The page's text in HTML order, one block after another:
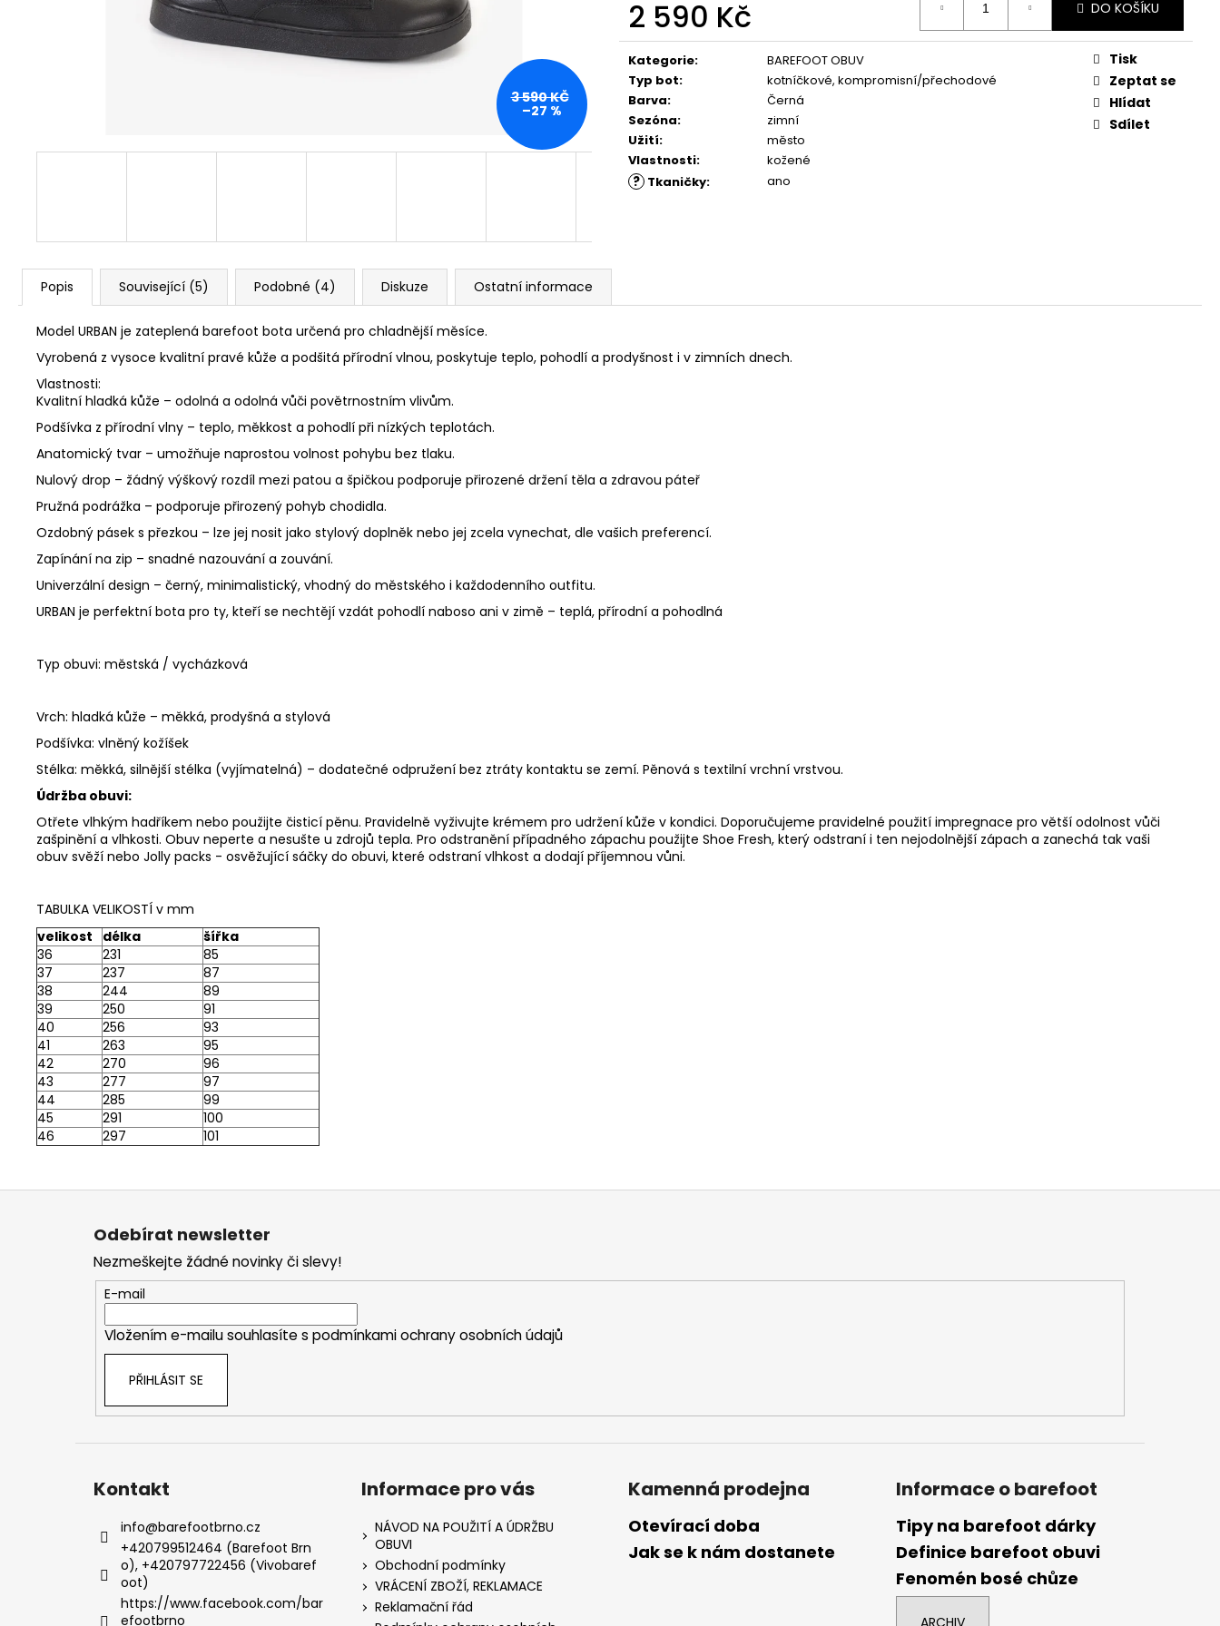
2 590 Kč
Měrná
cena:
DO KOŠÍKU
Kategorie:
BAREFOOT OBUV
Typ bot:
kotníčkové, kompromisní/přechodové
Barva:
Černá
Sezóna:
zimní
Užití:
město
Vlastnosti: kožené
? Tkaničky: ano
Tisk
Zeptat se
Hlídat
Sdílet
3 590 KČ
–27 %
Popis Související (5) Podobné (4) Diskuze Ostatní informace
Model URBAN je zateplená barefoot bota určená pro chladnější měsíce.
Vyrobená z vysoce kvalitní pravé kůže a podšitá přírodní vlnou, poskytuje teplo, pohodlí a prodyšnost i v zimních dnech.
Vlastnosti:
Kvalitní hladká kůže – odolná a odolná vůči povětrnostním vlivům.
Podšívka z přírodní vlny – teplo, měkkost a pohodlí při nízkých teplotách.
Anatomický tvar – umožňuje naprostou volnost pohybu bez tlaku.
Nulový drop – žádný výškový rozdíl mezi patou a špičkou podporuje přirozené držení těla a zdravou páteř
Pružná podrážka – podporuje přirozený pohyb chodidla.
Ozdobný pásek s přezkou – lze jej nosit jako stylový doplněk nebo jej zcela vynechat, dle vašich preferencí.
Zapínání na zip – snadné nazouvání a zouvání.
Univerzální design – černý, minimalistický, vhodný do městského i každodenního outfitu.
URBAN je perfektní bota pro ty, kteří se nechtějí vzdát pohodlí naboso ani v zimě – teplá, přírodní a pohodlná
Typ obuvi: městská / vycházková
Vrch: hladká kůže – měkká, prodyšná a stylová
Podšívka: vlněný kožíšek
Stélka: měkká, silnější stélka (vyjímatelná) – dodatečné odpružení bez ztráty kontaktu se zemí. Pěnová s textilní vrchní vrstvou.
Údržba obuvi:
Otřete vlhkým hadříkem nebo použijte čisticí pěnu. Pravidelně vyživujte krémem pro udržení kůže v kondici. Doporučujeme pravidelné použití impregnace pro větší odolnost vůči
zašpinění a vlhkosti. Obuv neperte a nesušte u zdrojů tepla. Pro odstranění případného zápachu použijte Shoe Fresh, který odstraní i ten nejodolnější zápach a zanechá tak vaši
obuv svěží nebo Jolly packs - osvěžující sáčky do obuvi, které odstraní vlhkost a dodají příjemnou vůni.
TABULKA VELIKOSTÍ v mm
velikost
délka
šířka
36
231
85
37
237
87
38
244
89
39
250
91
40
256
93
41
263
95
42
270
96
43
277
97
44
285
99
45
291
100
46
297 101
89 Kč
219 Kč
Z
Odebírat newsletter
Nezmeškejte žádné novinky či slevy!
E-mail
Vložením e-mailu souhlasíte s podmínkami ochrany osobních údajů
PŘIHLÁSIT SE
Kontakt
info@barefootbrno.cz
+420799512464 (Barefoot Brn
o), +420797722456 (Vivobaref
oot)
https://www.facebook.com/bar
efootbrno
Informace pro vás
NÁVOD NA POUŽITÍ A ÚDRŽBU
OBUVI
Obchodní podmínky
VRÁCENÍ ZBOŽÍ, REKLAMACE
Reklamační řád
Kamenná prodejna
Otevírací doba
Jak se k nám dostanete
Informace o barefoot
Tipy na barefoot dárky
Definice barefoot obuvi
Fenomén bosé chůze